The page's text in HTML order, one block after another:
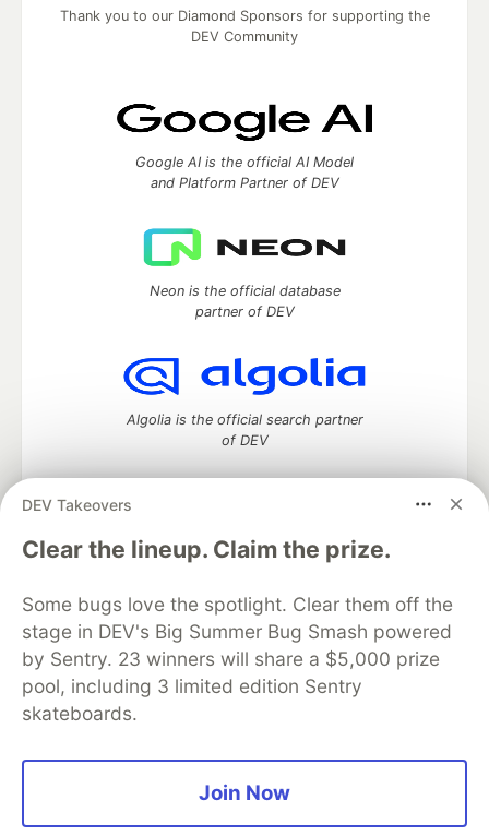
DEV Takeovers
Clear the lineup. Claim the prize.
Some bugs love the spotlight. Clear them off the
stage in DEV's Big Summer Bug Smash powered
by Sentry. 23 winners will share a $5,000 prize
pool, including 3 limited edition Sentry
skateboards.
Join Now
Thank you to our Diamond Sponsors for supporting the
DEV Community
Google AI is the official AI Model
and Platform Partner of DEV
Neon is the official database
partner of DEV
Algolia is the official search partner
of DEV
DEV Community— A space to discuss and keep up software
development and manage your software career
DEV Education Tracks
DEV Help
Advertise on DEV
Organization Accounts
DEV Showcase About
Contact
Free Postgres Database
DEV Shop
MLH
Code of Conduct
Privacy Policy
Terms of Use
Built on
Forem — the software that powers
and other inclusive communities.